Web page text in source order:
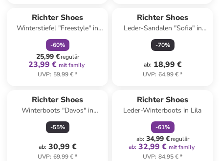
Richter Shoes
Winterstiefel "Freestyle" in
Khaki
-60%
25,99 €regulär
23,99 € mit family
UVP: 59,99 €*
Richter Shoes
Leder-Sandalen "Sofia" in
Dunkelblau
-70%
ab: 18,99 €
UVP: 64,99 €*
Richter Shoes
Winterboots "Davos" in
Schwarz
-55%
ab: 30,99 €
UVP: 69,99 €*
Richter Shoes
Leder-Winterboots in Lila
-61%
ab: 34,99 €regulär
ab: 32,99 € mit family
UVP: 84,95 €*